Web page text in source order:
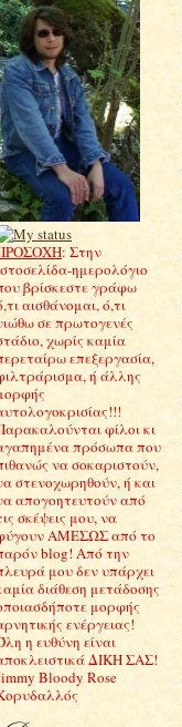
: Στην
ημερολόγιο
βρίσκεστε γράφω
αισθάνομαι, ό,τι
σε πρωτογενές
χωρίς καμία
επεξεργασία,
ή άλλης
φίλοι κι
πρόσωπα που
να σοκαριστούν,
στενοχωρηθούν, ή και
απογοητευτούν από
σκέψεις μου, να
ΑΜΕΣΩΣ από το
blog! Από την
μου δεν υπάρχει
διάθεση μετάδοσης
μορφής
ενέργειας!
η ευθύνη είναι
ΔΙΚΗ ΣΑΣ!
Bloody Rose